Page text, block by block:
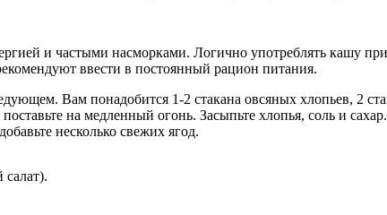
и частыми насморками. Логично употреблять кашу
ввести в постоянный рацион питания.
Вам понадобится 1-2 стакана овсяных хлопьев, 2
на медленный огонь. Засыпьте хлопья, соль и
несколько свежих ягод.